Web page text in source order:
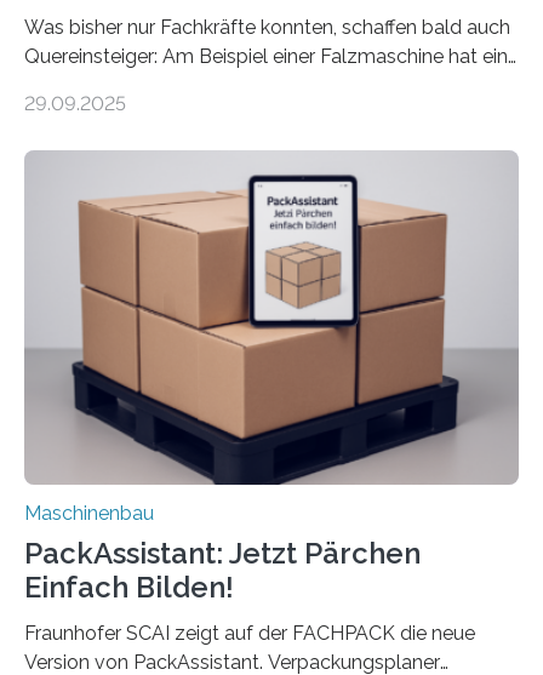
Was bisher nur Fachkräfte konnten, schaffen bald auch
Quereinsteiger: Am Beispiel einer Falzmaschine hat ein
Mensch-Maschine-Schnittstelle so sehr vereinfacht,
Die zugrunde liegende Methodik lässt sich auf alle
anderen Maschinen übertragen. Eine Falzmaschine
umzurüsten ist ein Job für echte Profis. Eine solche
Maschine faltet in Druckereien Broschüren, Prospekte,
Landkarten und vieles mehr – mehrere Zehntausend
Exemplare pro Stunde. Je nach Maschinentyp und
Auftrag kann das Umrüsten…
29.09.2025
Maschinenbau
PackAssistant: Jetzt Pärchen
Einfach Bilden!
Fraunhofer SCAI zeigt auf der FACHPACK die neue
Version von PackAssistant. Verpackungsplaner